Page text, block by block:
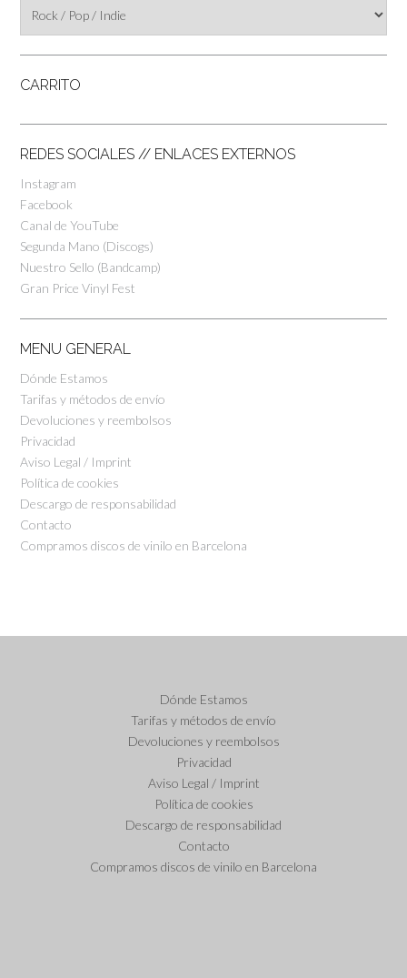
CARRITO
REDES SOCIALES // ENLACES EXTERNOS
Instagram
Facebook
Canal de YouTube
Segunda Mano (Discogs)
Nuestro Sello (Bandcamp)
Gran Price Vinyl Fest
MENU GENERAL
Dónde Estamos
Tarifas y métodos de envío
Devoluciones y reembolsos
Privacidad
Aviso Legal / Imprint
Política de cookies
Descargo de responsabilidad
Contacto
Compramos discos de vinilo en Barcelona
Dónde Estamos
Tarifas y métodos de envío
Devoluciones y reembolsos
Privacidad
Aviso Legal / Imprint
Política de cookies
Descargo de responsabilidad
Contacto
Compramos discos de vinilo en Barcelona